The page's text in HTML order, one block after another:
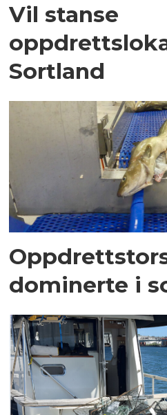
Vil stanse
Sortland
dominerte i